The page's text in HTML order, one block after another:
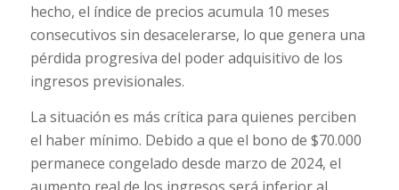
hecho, el índice de precios acumula 10 meses
consecutivos sin desacelerarse, lo que genera una
pérdida progresiva del poder adquisitivo de los
ingresos previsionales.
La situación es más crítica para quienes perciben
el haber mínimo. Debido a que el bono de $70.000
permanece congelado desde marzo de 2024, el